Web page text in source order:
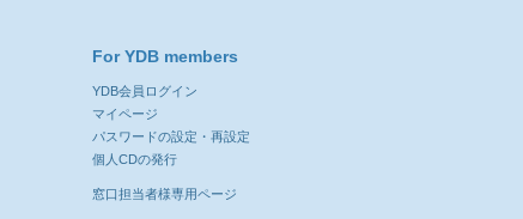
For YDB members
YDB会員ログイン
マイページ
パスワードの設定・再設定
個人CDの発行
窓口担当者様専用ページ